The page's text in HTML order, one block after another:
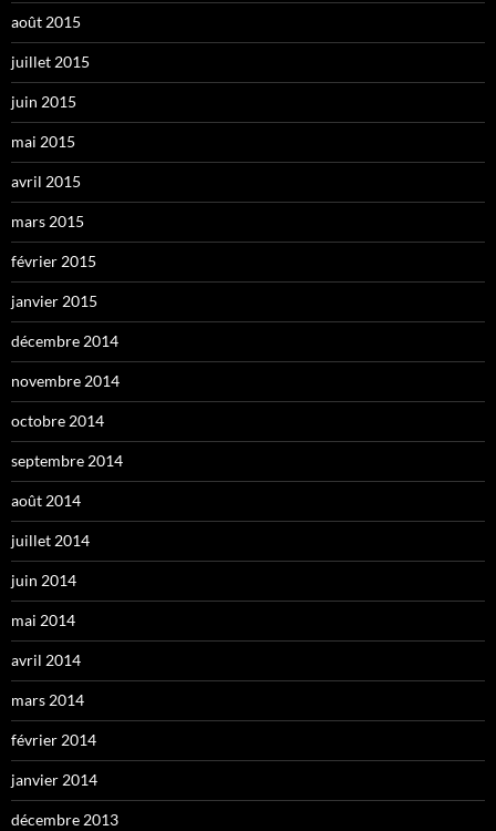
août 2015
juillet 2015
juin 2015
mai 2015
avril 2015
mars 2015
février 2015
janvier 2015
décembre 2014
novembre 2014
octobre 2014
septembre 2014
août 2014
juillet 2014
juin 2014
mai 2014
avril 2014
mars 2014
février 2014
janvier 2014
décembre 2013